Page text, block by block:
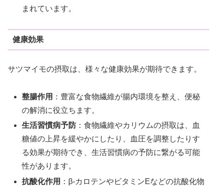
まれています。
健康効果
サツマイモの摂取は、様々な健康効果が期待できます。
整腸作用 ：豊富な食物繊維が腸内環境を整え、便秘
の解消に役立ちます。
生活習慣病予防 ：食物繊維やカリウムの摂取は、血
糖値の上昇を緩やかにしたり、血圧を調整したりす
る効果が期待でき、生活習慣病の予防に繋がる可能
性があります。
抗酸化作用 ：β-カロテンやビタミンEなどの抗酸化物